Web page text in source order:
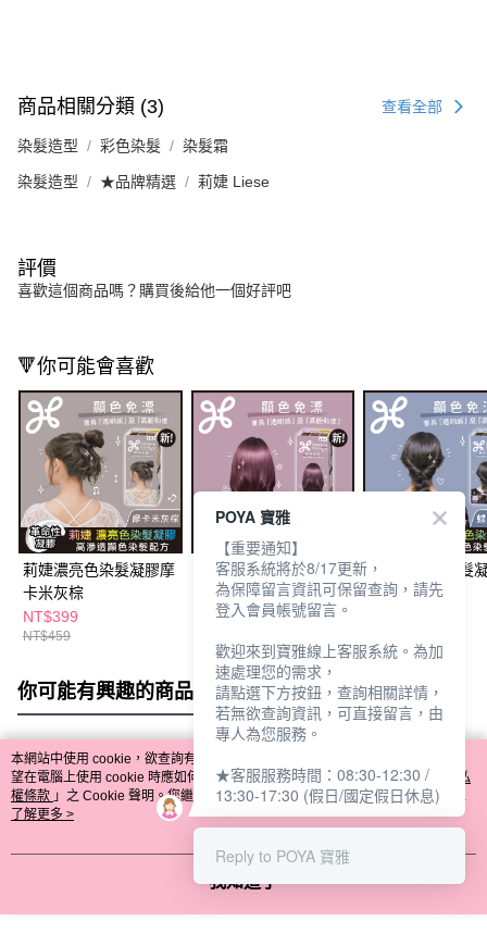
商品相關分類 (3) 查看全部
染髮造型 彩色染髮 染髮霜
染髮造型 ★品牌精選 莉婕 Liese
評價
喜歡這個商品嗎？購買後給他一個好評吧
🔻你可能會喜歡
莉婕濃亮色染髮凝膠摩
卡米灰棕
NT$399
NT$459
莉婕濃亮色染髮凝膠薰
衣草粉紫
NT$439
莉婕濃亮色染髮
豆花冷藍
你可能有興趣的商品 全站排行
熱門標籤
本網站中使用 cookie，欲查詢有關本網站使用 cookie 方式之詳情，及若您不希
望在電腦上使用 cookie 時應如何變更電腦的 cookie 設定，請參閱本網站「
隱私
權條款 」之 Cookie 聲明。您繼續使用本網站即表示您同意本公司得按本網站使
用條款之 Cookie 聲明使用 cookie。
了解更多 >
我知道了
POYA 寶雅
【重要通知】
客服系統將於8/17更新，
為保障留言資訊可保留查詢，請先
登入會員帳號留言。
歡迎來到寶雅線上客服系統。為加
速處理您的需求，
請點選下方按鈕，查詢相關詳情，
若無欲查詢資訊，可直接留言，由
專人為您服務。
★客服服務時間：08:30-12:30 /
13:30-17:30 (假日/國定假日休息)
Reply to POYA 寶雅